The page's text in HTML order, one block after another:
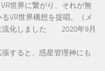
世界に繋がり、それが無
VR世界構想を提唱。（メ
流化しました 2020年9月
すると、惑星管理神にも